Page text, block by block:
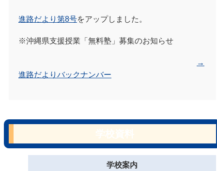
進路だより第8号をアップしました。
※沖縄県支援授業「無料塾」募集のお知らせ
→
進路だよりバックナンバー
学校案内